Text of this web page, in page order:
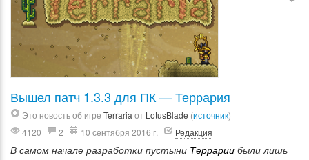
Вышел патч 1.3.3 для ПК — Террария
Это новость об игре Terraria от LotusBlade (источник)
4120
2 10 сентября 2016 г. Редакция
В самом начале разработки пустыни Террарии были лишь